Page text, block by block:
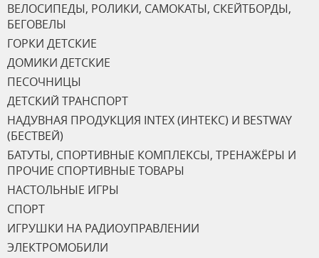
ВЕЛОСИПЕДЫ, РОЛИКИ, САМОКАТЫ, СКЕЙТБОРДЫ,
БЕГОВЕЛЫ
ГОРКИ ДЕТСКИЕ
ДОМИКИ ДЕТСКИЕ
ПЕСОЧНИЦЫ
ДЕТСКИЙ ТРАНСПОРТ
НАДУВНАЯ ПРОДУКЦИЯ INTEX (ИНТЕКС) И BESTWAY
(БЕСТВЕЙ)
БАТУТЫ, СПОРТИВНЫЕ КОМПЛЕКСЫ, ТРЕНАЖЁРЫ И
ПРОЧИЕ СПОРТИВНЫЕ ТОВАРЫ
НАСТОЛЬНЫЕ ИГРЫ
СПОРТ
ИГРУШКИ НА РАДИОУПРАВЛЕНИИ
ЭЛЕКТРОМОБИЛИ